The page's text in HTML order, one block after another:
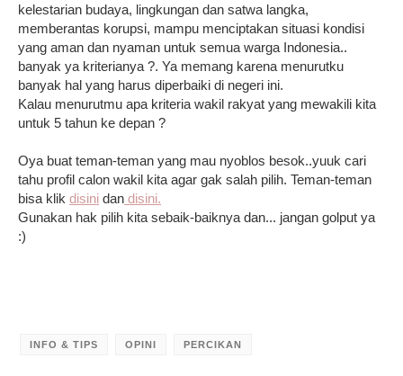
kelestarian budaya, lingkungan dan satwa langka,
memberantas korupsi, mampu menciptakan situasi kondisi
yang aman dan nyaman untuk semua warga Indonesia..
banyak ya kriterianya ?. Ya memang karena menurutku
banyak hal yang harus diperbaiki di negeri ini.
Kalau menurutmu apa kriteria wakil rakyat yang mewakili kita
untuk 5 tahun ke depan ?
Oya buat teman-teman yang mau nyoblos besok..yuuk cari
tahu profil calon wakil kita agar gak salah pilih. Teman-teman
bisa klik disini dan disini.
Gunakan hak pilih kita sebaik-baiknya dan... jangan golput ya
:)
INFO & TIPS OPINI PERCIKAN